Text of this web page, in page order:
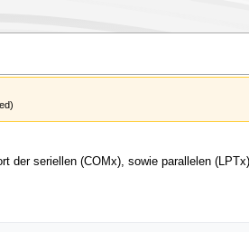
der seriellen (COMx), sowie parallelen